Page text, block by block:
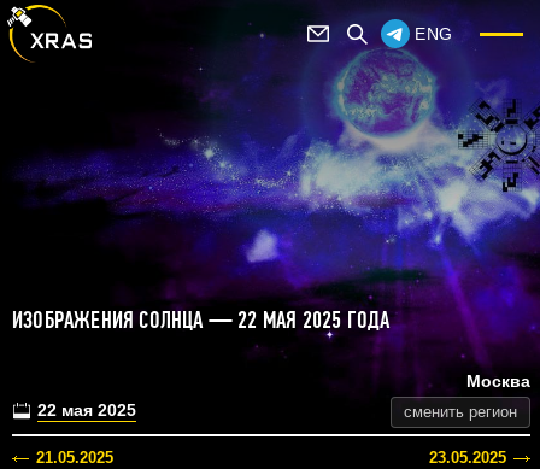
ENG
ИЗОБРАЖЕНИЯ СОЛНЦА — 22 МАЯ 2025 ГОДА
22 мая 2025
Москва
сменить регион
21.05.2025 23.05.2025